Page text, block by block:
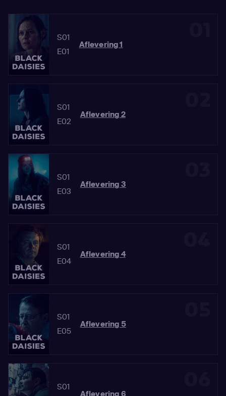
S01
E01
Aflevering 1
S01
E02
Aflevering 2
S01
E03
Aflevering 3
S01
E04
Aflevering 4
S01
E05
Aflevering 5
S01
Aflevering 6